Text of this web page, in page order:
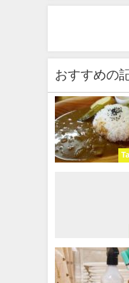
おすすめの